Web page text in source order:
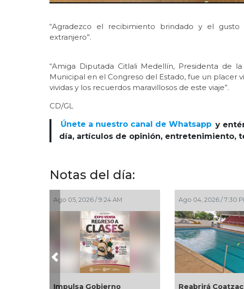
“Agradezco el recibimiento brindado y el
extranjero”.
“Amiga Diputada Citlali Medellín, Presidenta de
Municipal en el Congreso del Estado, fue un placer
vividas y los recuerdos maravillosos de este viaje”.
CD/GL
Únete a nuestro canal de Whatsapp y
día, artículos de opinión, entretenimiento,
Notas del día:
Ago 03, 2026 / 7:59 PM Ago 03, 2026 / 6:57
Previous